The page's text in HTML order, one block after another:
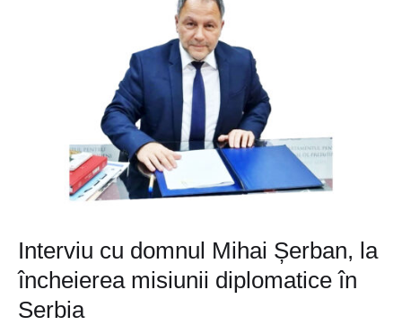
Interviu cu domnul Mihai Șerban, la
încheierea misiunii diplomatice în
Serbia